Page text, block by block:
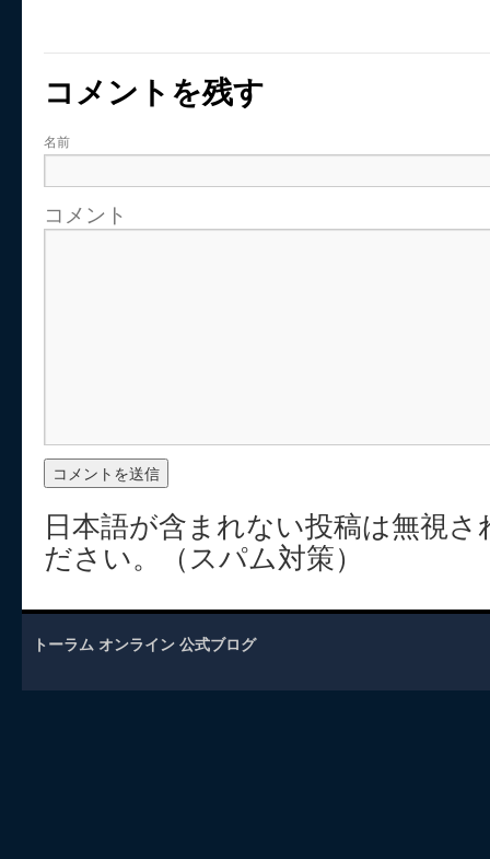
コメントを残す
名前
コメント
日本語が含まれない投稿は無視
ださい。（スパム対策）
トーラム オンライン 公式ブログ